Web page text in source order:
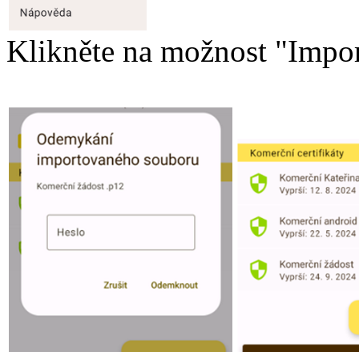
Klikněte na možnost